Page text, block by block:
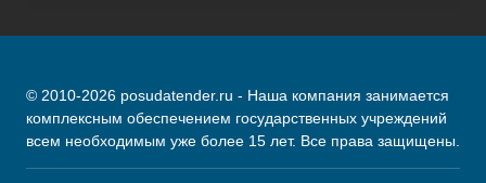
© 2010-2026 posudatender.ru - Наша компания занимается
комплексным обеспечением государственных учреждений
всем необходимым уже более 15 лет. Все права защищены.